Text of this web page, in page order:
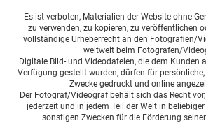
Es ist verboten, Materialien der Website ohne
zu verwenden, zu kopieren, zu veröffentlichen
vollständige Urheberrecht an den Fotografien/
weltweit beim Fotografen/
Digitale Bild- und Videodateien, die dem Kunden
Verfügung gestellt wurden, dürfen für
Zwecke gedruckt und online
Der Fotograf/Videograf behält sich das Recht
jederzeit und in jedem Teil der Welt in
sonstigen Zwecken für die Förderung